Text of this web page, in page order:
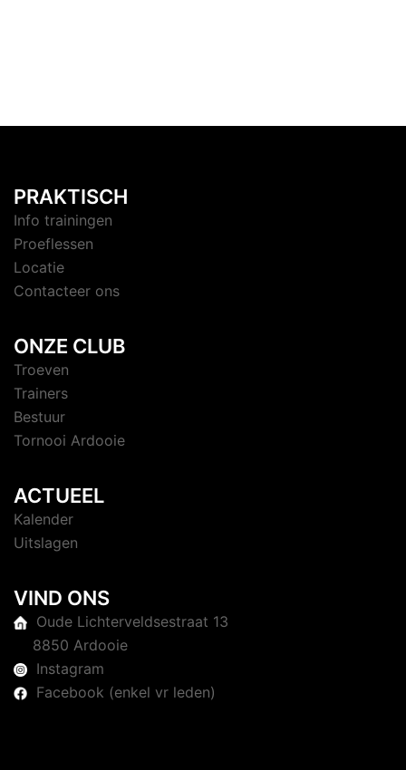
PRAKTISCH
Info trainingen
Proeflessen
Locatie
Contacteer ons
ONZE CLUB
Troeven
Trainers
Bestuur
Tornooi Ardooie
ACTUEEL
Kalender
Uitslagen
VIND ONS
Oude Lichterveldsestraat 13
8850 Ardooie
Instagram
Facebook (enkel vr leden)